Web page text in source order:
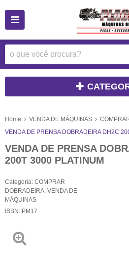
Home VENDA DE MÁQUINAS
VENDA DE PRENSA DOBRADEIRA DH2C
VENDA DE PRENSA
200T 3000 PLATINUM
Categoria: COMPRAR
DOBRADEIRA VENDA DE
MÁQUINAS
ISBN: PM17